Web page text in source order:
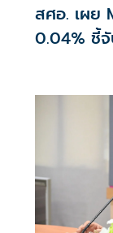
สศอ. เผย
0.04% ชี้